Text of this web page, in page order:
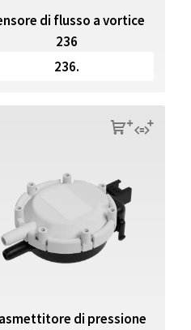
di flusso a vortice
236
236.
sq
di pressione